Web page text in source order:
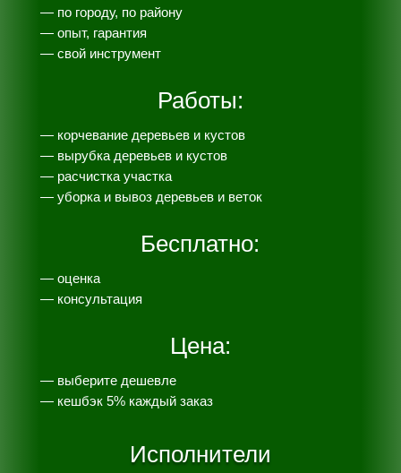
— по городу, по району
— опыт, гарантия
— свой инструмент
Работы:
— корчевание деревьев и кустов
— вырубка деревьев и кустов
— расчистка участка
— уборка и вывоз деревьев и веток
Бесплатно:
— оценка
— консультация
Цена:
— выберите дешевле
— кешбэк 5% каждый заказ
Исполнители